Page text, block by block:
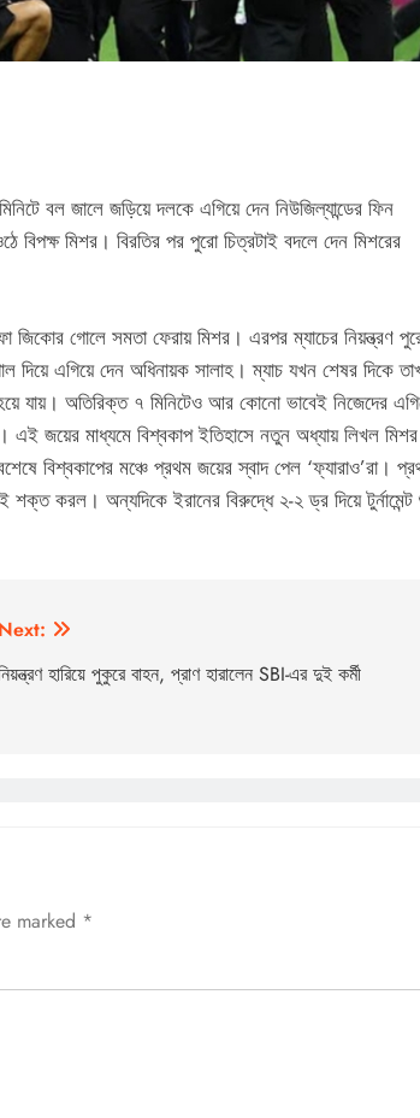
বল জালে জড়িয়ে দলকে এগিয়ে দেন নিউজিল্যান্ডের ফিন
মিশর। বিরতির পর পুরো চিত্রটাই বদলে দেন মিশরের
গোলে সমতা ফেরায় মিশর। এরপর ম্যাচের নিয়ন্ত্রণ
এগিয়ে দেন অধিনায়ক সালাহ। ম্যাচ যখন শেষর দিকে
যায়। অতিরিক্ত ৭ মিনিটেও আর কোনো ভাবেই নিজেদের
এই জয়ের মাধ্যমে বিশ্বকাপ ইতিহাসে নতুন অধ্যায় লিখল
বিশ্বকাপের মঞ্চে প্রথম জয়ের স্বাদ পেল ‘ফ্যারাও’রা।
শক্ত করল। অন্যদিকে ইরানের বিরুদ্ধে ২-২ ড্র দিয়ে
Next:
হারিয়ে পুকুরে বাহন, প্রাণ হারালেন SBI-এর দুই কর্মী
marked *